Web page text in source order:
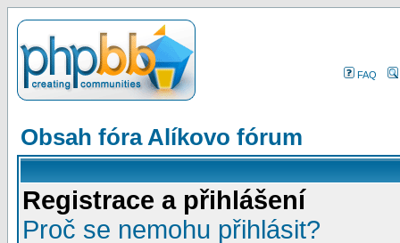
FAQ
Obsah fóra Alíkovo fórum
Registrace a přihlášení
Proč se nemohu přihlásit?